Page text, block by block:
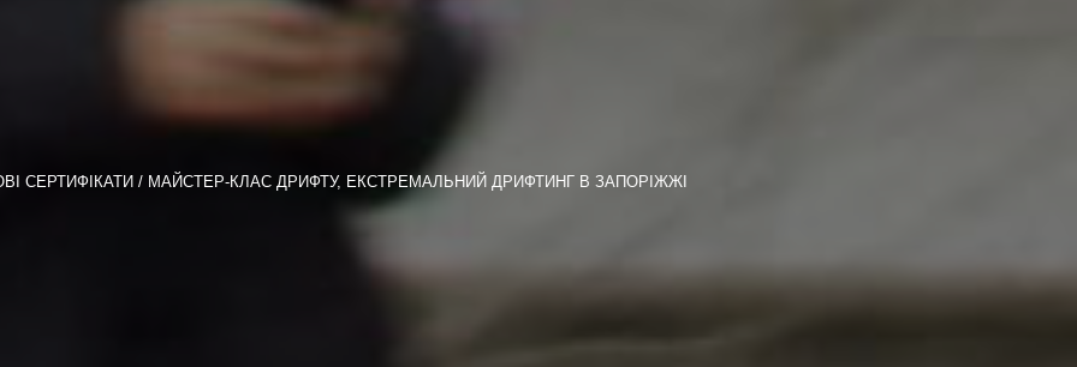
СЕРТИФІКАТИ МАЙСТЕР-КЛАС ДРИФТУ, ЕКСТРЕМАЛЬНИЙ ДРИФТИНГ В ЗАПОРІЖЖІ